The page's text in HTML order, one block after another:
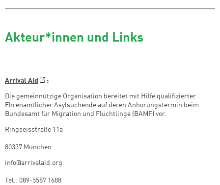
Akteur*innen und Links
Arrival Aid :
Die gemeinnützige Organisation bereitet mit Hilfe qualifizierter
Ehrenamtlicher Asylsuchende auf deren Anhörungstermin beim
Bundesamt für Migration und Flüchtlinge (BAMF) vor.
Ringseisstraße 11a
80337 München
info@arrivalaid.org
Tel.: 089-5587 1688